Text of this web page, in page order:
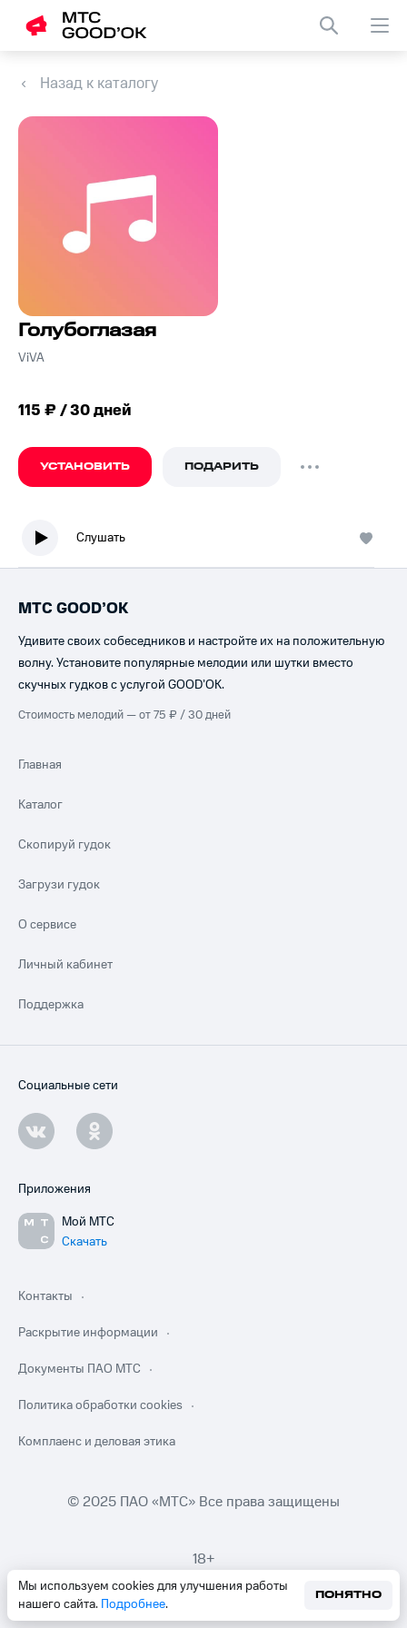
Назад к каталогу
Голубоглазая
ViVA
115 ₽ / 30 дней
УСТАНОВИТЬ ПОДАРИТЬ
Слушать
Мы используем cookies для улучшения работы
нашего сайта. Подробнее.
ПОНЯТНО
МТС GOOD’OK
Удивите своих собеседников и настройте их на положительную
волну. Установите популярные мелодии или шутки вместо
скучных гудков с услугой GOOD’OK.
Стоимость мелодий — от 75 ₽ / 30 дней
Главная
Каталог
Скопируй гудок
Загрузи гудок
О сервисе
Личный кабинет
Поддержка
Социальные сети
Приложения
Мой МТС
Скачать
Контакты
Раскрытие информации
Документы ПАО МТС
Политика обработки cookies
Комплаенс и деловая этика
© 2025 ПАО «МТС» Все права защищены
18+